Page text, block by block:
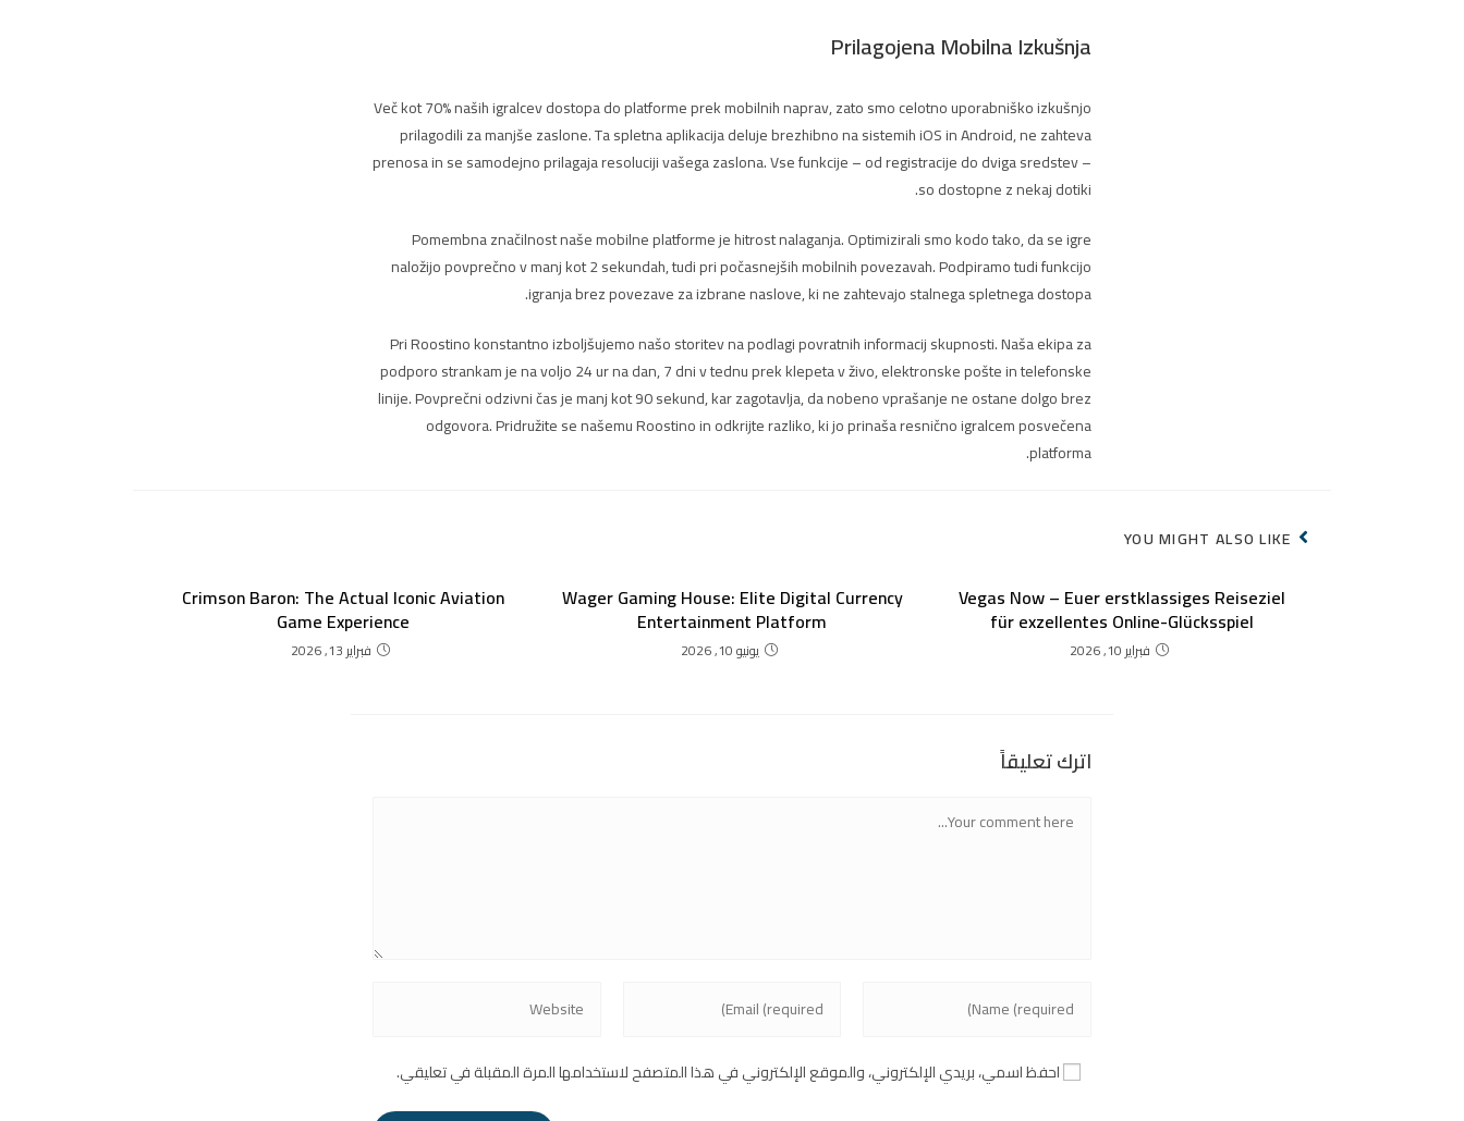
Prilagojena Mobilna Izkušnja
Več kot 70% naših igralcev dostopa do platforme prek mobilnih naprav, zato smo celotno uporabniško izkušnjo
prilagodili za manjše zaslone. Ta spletna aplikacija deluje brezhibno na sistemih iOS in Android, ne zahteva
prenosa in se samodejno prilagaja resoluciji vašega zaslona. Vse funkcije – od registracije do dviga sredstev –
so dostopne z nekaj dotiki.
Pomembna značilnost naše mobilne platforme je hitrost nalaganja. Optimizirali smo kodo tako, da se igre
naložijo povprečno v manj kot 2 sekundah, tudi pri počasnejših mobilnih povezavah. Podpiramo tudi funkcijo
igranja brez povezave za izbrane naslove, ki ne zahtevajo stalnega spletnega dostopa.
Pri Roostino konstantno izboljšujemo našo storitev na podlagi povratnih informacij skupnosti. Naša ekipa za
podporo strankam je na voljo 24 ur na dan, 7 dni v tednu prek klepeta v živo, elektronske pošte in telefonske
linije. Povprečni odzivni čas je manj kot 90 sekund, kar zagotavlja, da nobeno vprašanje ne ostane dolgo brez
odgovora. Pridružite se našemu Roostino in odkrijte razliko, ki jo prinaša resnično igralcem posvečena
platforma.
YOU MIGHT ALSO LIKE
Crimson Baron: The Actual Iconic Aviation
Game Experience
فبراير 13, 2026
Wager Gaming House: Elite Digital Currency
Entertainment Platform
يونيو 10, 2026
Vegas Now – Euer erstklassiges Reiseziel
für exzellentes Online-Glücksspiel
فبراير 10, 2026
اترك تعليقاً
احفظ اسمي، بريدي الإلكتروني، والموقع الإلكتروني في هذا المتصفح لاستخدامها المرة المقبلة في تعليقي.